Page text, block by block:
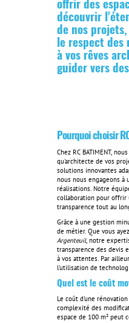
offrir des
découvrir
de nos
le respect des
à vos rêves
guider vers
Pourquoi choisir
Chez RC BATIMENT,
qu'architecte de vos
solutions innovantes
nous nous engageons
réalisations. Notre
collaboration pour offrir
transparence tout au
Grâce à une gestion
de métier. Que vous
Argenteuil, notre
transparence des devis
à vos attentes. Par
l'utilisation de
Quel est le coût
Le coût d'une
complexité des
espace de 100 m² peut